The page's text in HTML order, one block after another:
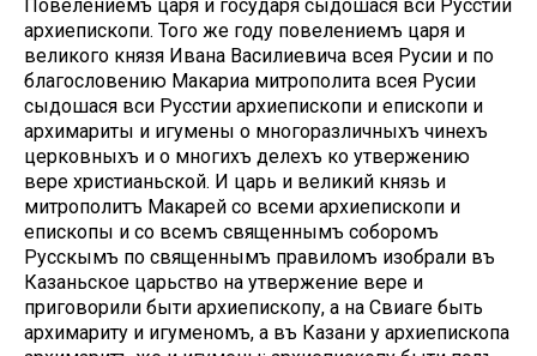
Повелениемъ царя и государя сыдошася вси Русстии
архиепископи. Того же году повелениемъ царя и
великого князя Ивана Василиевича всея Русии и по
благословению Макариа митрополита всея Русии
сыдошася вси Русстии архиепископи и епископи и
архимариты и игумены о многоразличныхъ чинехъ
церковныхъ и о многихъ делехъ ко утвержению
вере христианьской. И царь и великий князь и
митрополитъ Макарей со всеми архиепископи и
епископы и со всемъ священнымъ соборомъ
Русскымъ по священнымъ правиломъ изобрали въ
Казаньское царьство на утвержение вере и
приговорили быти архиепископу, а на Свиаге быть
архимариту и игуменомъ, а въ Казани у архиепископа